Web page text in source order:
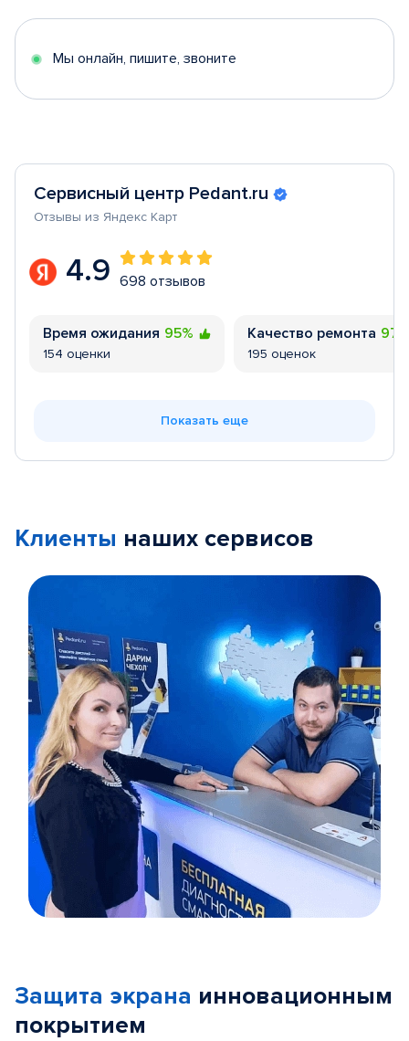
5
Мы онлайн, пишите, звоните
Сервисный центр Pedant.ru
Отзывы из Яндекс Карт
4.9 698 отзывов
Время ожидания 95%
154 оценки
Качество ремонта
195 оценок
Показать еще
Клиенты наших сервисов
5
Защита экрана инновационным
покрытием